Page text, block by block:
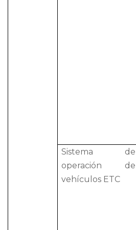
Sistema de
operación de
vehículos ETC